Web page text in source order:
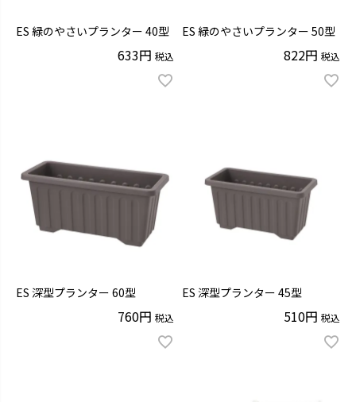
ES 緑のやさいプランター 40型
633 税込
ES 緑のやさいプランター 50型
822 税込
ES 深型プランター 60型
760 税込
ES 深型プランター 45型
510 税込